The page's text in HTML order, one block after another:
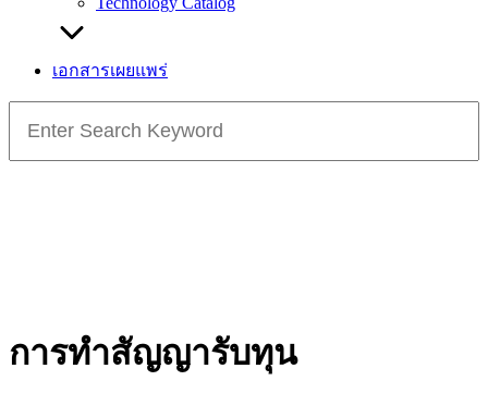
เอกสารเผยแพร่
for:
การทำสัญญารับทุน